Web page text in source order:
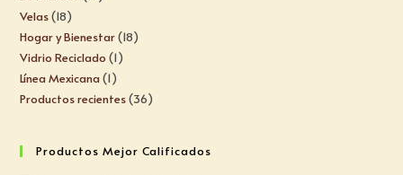
Velas 18
Hogar y Bienestar 18
Vidrio Reciclado 1
Línea Mexicana 1
Productos recientes 36
Productos Mejor Calificados